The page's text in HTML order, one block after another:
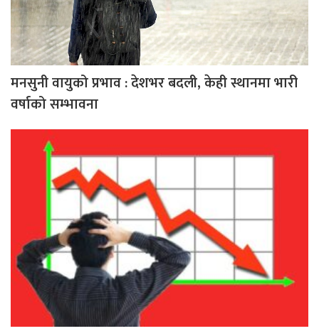
मनसुनी वायुको प्रभाव : देशभर बदली, केही स्थानमा भारी
वर्षाको सम्भावना